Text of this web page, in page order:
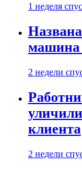
1 неделя
машина
2 недели
клиента
2 недели